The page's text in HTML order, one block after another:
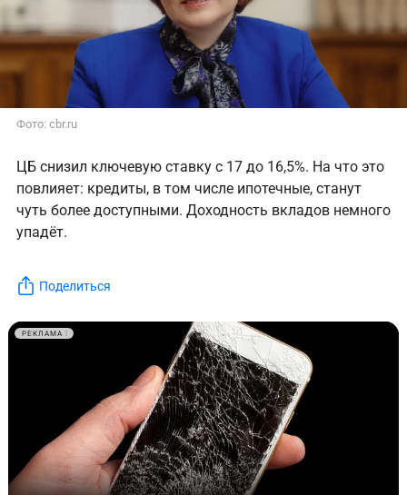
Фото: cbr.ru
ЦБ снизил ключевую ставку с 17 до 16,5%. На что это
повлияет: кредиты, в том числе ипотечные, станут
чуть более доступными. Доходность вкладов немного
упадёт.
Поделиться
РЕКЛАМА